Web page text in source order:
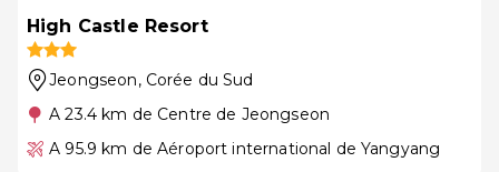
High Castle Resort
Jeongseon, Corée du Sud
A 23.4 km de Centre de Jeongseon
A 95.9 km de Aéroport international de Yangyang